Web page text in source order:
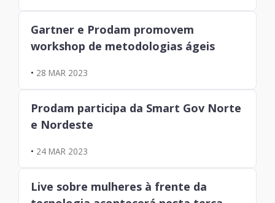
Gartner e Prodam promovem
workshop de metodologias ágeis
• 28 MAR 2023
Prodam participa da Smart Gov Norte
e Nordeste
• 24 MAR 2023
Live sobre mulheres à frente da